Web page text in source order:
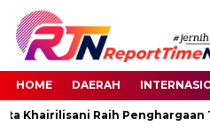
HOME DAERAH
Raih Penghargaan